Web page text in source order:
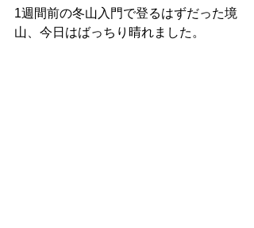
1週間前の冬山入門で登るはずだった境
山、今日はばっちり晴れました。